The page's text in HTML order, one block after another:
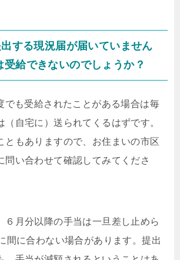
する現況届が届いていません
受給できないのでしょうか？
でも受給されたことがある場合は毎
（自宅に）送られてくるはずです。
ともありますので、お住まいの市区
問い合わせて確認してみてくださ
６月分以降の手当は一旦差し止めら
間に合わない場合があります。提出